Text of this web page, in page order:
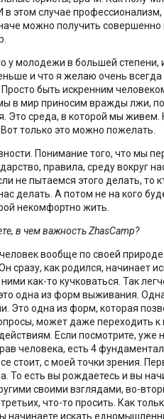
в этом случае
можно получить
у молодежи в большей степени,
и что я желаю очень всегда
Просто быть искренним
в мир приносим вражды лжи,
Это среда, в которой мы живем.
только это можно пожелать.
Понимание того, что мы
правила, среду вокруг
не пытаемся этого делать, то
делать. А потом не на кого
некомфортно жить.
в чем важность ZhasCamp?
вообще по своей
сразу, как родился, начинает
как-то кучковаться. Так
одна из форм выживания.
Это одна из форм, которая
может даже переходить к
Если посмотрите, уже
человека, есть 4
стоит, с моей точки зрения.
То есть вы рождаетесь и вы
своими взглядами, во-
что-то просить. Как
начинаете искать